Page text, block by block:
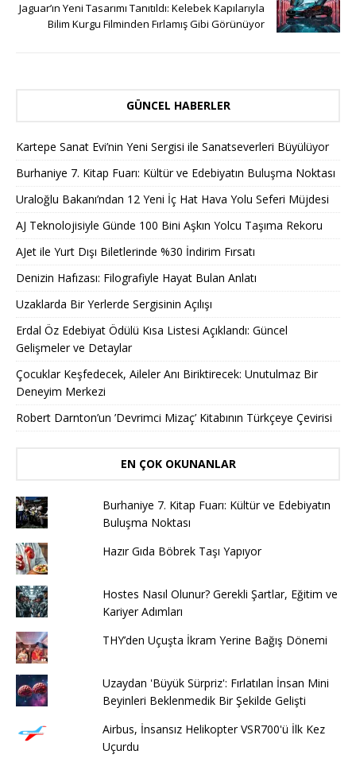
Jaguar’ın Yeni Tasarımı Tanıtıldı: Kelebek Kapılarıyla
Bilim Kurgu Filminden Fırlamış Gibi Görünüyor
GÜNCEL HABERLER
Kartepe Sanat Evi’nin Yeni Sergisi ile Sanatseverleri Büyülüyor
Burhaniye 7. Kitap Fuarı: Kültür ve Edebiyatın Buluşma Noktası
Uraloğlu Bakanı’ndan 12 Yeni İç Hat Hava Yolu Seferi Müjdesi
AJ Teknolojisiyle Günde 100 Bini Aşkın Yolcu Taşıma Rekoru
AJet ile Yurt Dışı Biletlerinde %30 İndirim Fırsatı
Denizin Hafızası: Filografiyle Hayat Bulan Anlatı
Uzaklarda Bir Yerlerde Sergisinin Açılışı
Erdal Öz Edebiyat Ödülü Kısa Listesi Açıklandı: Güncel
Gelişmeler ve Detaylar
Çocuklar Keşfedecek, Aileler Anı Biriktirecek: Unutulmaz Bir
Deneyim Merkezi
Robert Darnton’un ’Devrimci Mizaç’ Kitabının Türkçeye Çevirisi
EN ÇOK OKUNANLAR
Burhaniye 7. Kitap Fuarı: Kültür ve Edebiyatın
Buluşma Noktası
Hazır Gıda Böbrek Taşı Yapıyor
Hostes Nasıl Olunur? Gerekli Şartlar, Eğitim ve
Kariyer Adımları
THY’den Uçuşta İkram Yerine Bağış Dönemi
Uzaydan 'Büyük Sürpriz': Fırlatılan İnsan Mini
Beyinleri Beklenmedik Bir Şekilde Gelişti
Airbus, İnsansız Helikopter VSR700'ü İlk Kez
Uçurdu